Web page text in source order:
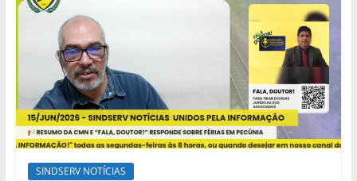
SINDSERV NOTÍCIAS